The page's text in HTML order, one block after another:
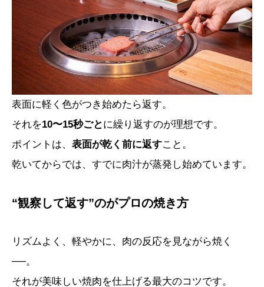
表面に軽く色がつき始めたら返す。
それを10〜15秒ごとに繰り返すのが理想です。
ポイントは、 表面が乾く前に返すこと。
乾いてからでは、すでに肉汁が蒸発し始めています。
“観察して返す”のがプロの焼き方
リズムよく、軽やかに、肉の反応を見ながら焼く
──。
それが美味しい焼肉を仕上げる最大のコツです。